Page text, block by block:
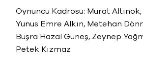
Oynuncu Kadrosu: Murat
Yunus Emre Alkın, Metehan
Büşra Hazal Güneş, Zeynep
Petek Kızmaz